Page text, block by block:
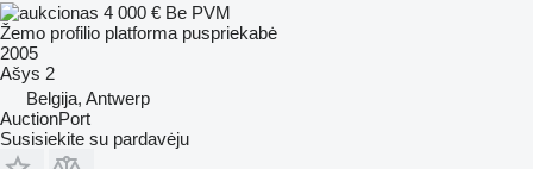
4 000 € Be PVM
Žemo profilio platforma puspriekabė
2005
Ašys 2
Belgija, Antwerp
AuctionPort
Susisiekite su pardavėju